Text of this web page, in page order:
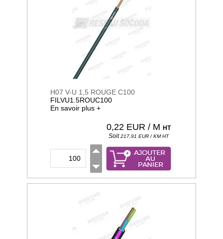
H07 V-U 1,5 ROUGE C100
FILVU1.5ROUC100
En savoir plus +
0,22 EUR / M HT
Soit217,91 EUR / KM HT